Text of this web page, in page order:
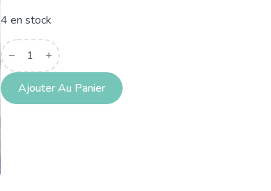
4 en stock
quantité
de
Sac
de
courses
Chats
avec
de
Neige
Lisa
Parker
Ajouter Au Panier